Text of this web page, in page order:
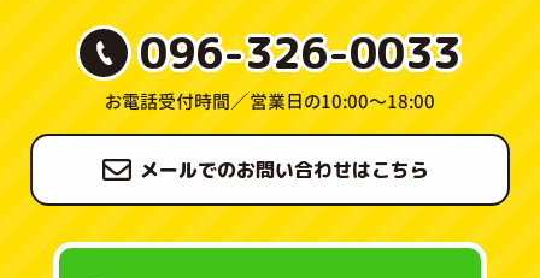
096-326-0033
お電話受付時間／営業日の10:00〜18:00
メールでのお問い合わせはこちら